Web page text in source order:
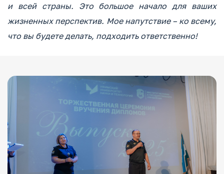
и всей страны. Это большое начало для ваших
жизненных перспектив. Мое напутствие – ко всему,
что вы будете делать, подходить ответственно!